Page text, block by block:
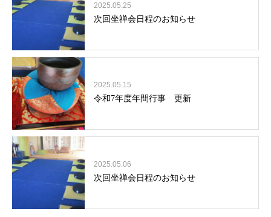
2025.05.25
次回坐禅会日程のお知らせ
2025.05.15
令和7年度年間行事 更新
2025.05.06
次回坐禅会日程のお知らせ